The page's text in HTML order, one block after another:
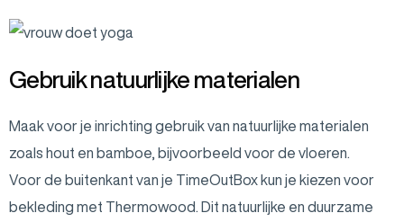
Gebruik natuurlijke materialen
Maak voor je inrichting gebruik van natuurlijke materialen
zoals hout en bamboe, bijvoorbeeld voor de vloeren.
Voor de buitenkant van je TimeOutBox kun je kiezen voor
bekleding met Thermowood. Dit natuurlijke en duurzame